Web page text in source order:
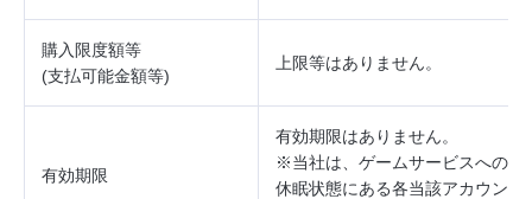
購入限度額等
(支払可能金額等)
上限等はありません。
有効期限
有効期限はありません。
※当社は、ゲームサービスへのロ
休眠状態にある各当該アカウン